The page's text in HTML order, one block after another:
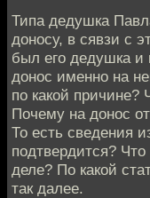
Типа дедушка
доносу, в сявзи с
был его дедушка и
донос именно на
по какой причине?
Почему на донос
То есть сведения
подтвердится?
деле? По какой
так далее.